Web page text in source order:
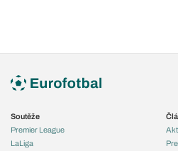
Soutěže
Premier League
LaLiga